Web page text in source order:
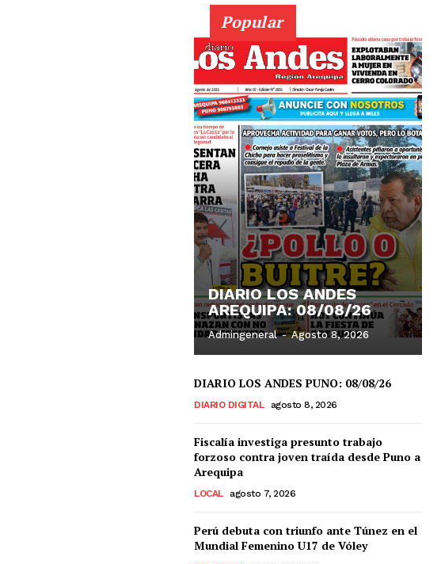
Popular
DIARIO LOS ANDES
AREQUIPA: 08/08/26
Admingeneral - Agosto 8, 2026
DIARIO LOS ANDES PUNO: 08/08/26
DIARIO DIGITAL agosto 8, 2026
Fiscalía investiga presunto trabajo
forzoso contra joven traída desde Puno a
Arequipa
LOCAL agosto 7, 2026
Perú debuta con triunfo ante Túnez en el
Mundial Femenino U17 de Vóley